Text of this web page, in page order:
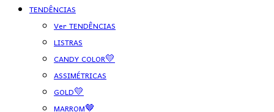
TENDÊNCIAS
Ver TENDÊNCIAS
LISTRAS
CANDY COLOR💛
ASSIMÉTRICAS
GOLD💛